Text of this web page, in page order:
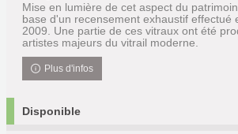
Mise en lumière de cet aspect du
base d'un recensement exhaustif effectué
2009. Une partie de ces vitraux ont été
artistes majeurs du vitrail moderne.
Plus d'infos
Disponible